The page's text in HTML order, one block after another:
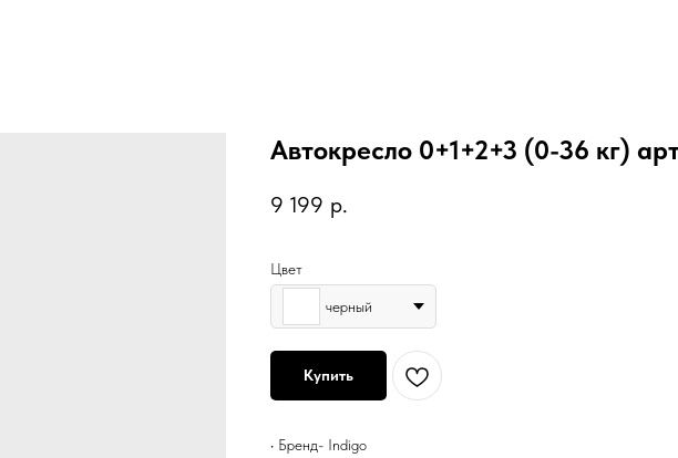
Автокресло 0+1+2+3 (0-36 кг)
9 199 р.
Цвет
черный
Купить
• Бренд- Indigo